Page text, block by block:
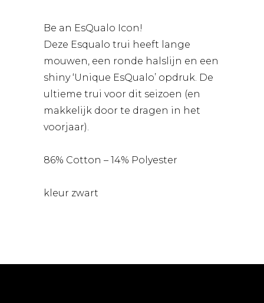
Be an EsQualo Icon!
Deze Esqualo trui heeft lange
mouwen, een ronde halslijn en een
shiny ‘Unique EsQualo’ opdruk. De
ultieme trui voor dit seizoen (en
makkelijk door te dragen in het
voorjaar).
86% Cotton – 14% Polyester
kleur zwart